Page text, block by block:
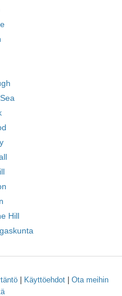
Hill
| Käyttöehdot| Ota meihin